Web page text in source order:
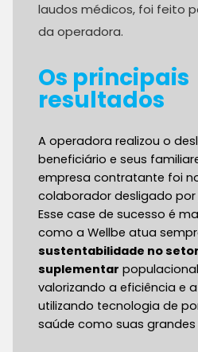
laudos médicos, foi feito
da operadora.
Os principais
resultados
A operadora realizou o
beneficiário e seus
empresa contratante foi
colaborador desligado por
Esse case de sucesso é
como a Wellbe atua
sustentabilidade no
suplementar
valorizando a eficiência e
utilizando tecnologia de
saúde como suas grandes